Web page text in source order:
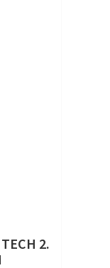
2.